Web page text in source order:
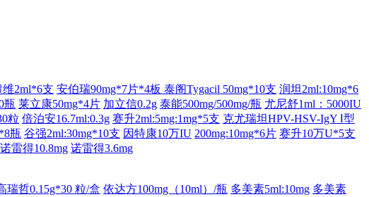
维2ml*6支 安伯瑞90mg*7片*4板 泰阁Tygacil 50mg*10支 润坦2ml:10mg*6
瓶 莱立康50mg*4片 加立信0.2g 泰能500mg/500mg/瓶 尤尼舒1ml：5000IU
粒 倍泊安16.7ml:0.3g 赛升2ml:5mg:1mg*5支 克尤瑞坦HPV-HSV-IgY Ⅰ型
瓶 谷强2ml:30mg*10支 因特康10万IU 200mg:10mg*6片 赛升10万U*5支
诺雷得10.8mg 诺雷得3.6mg
瑞哲0.15g*30 粒/盒 依达方100mg（10ml）/瓶 多美素5ml:10mg 多美素